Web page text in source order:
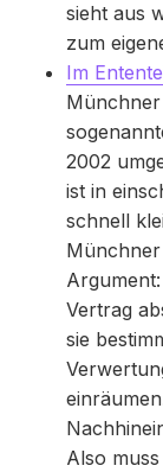
sieht aus
zum
Im
2002
ist in
schnell
Vertrag
sie
Also